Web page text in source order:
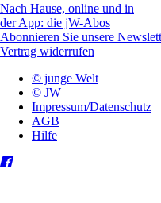
Nach Hause, online und in
der App: die jW-Abos
Abonnieren Sie unsere
Vertrag widerrufen
© junge Welt
© JW
Impressum/Datenschutz
AGB
Hilfe